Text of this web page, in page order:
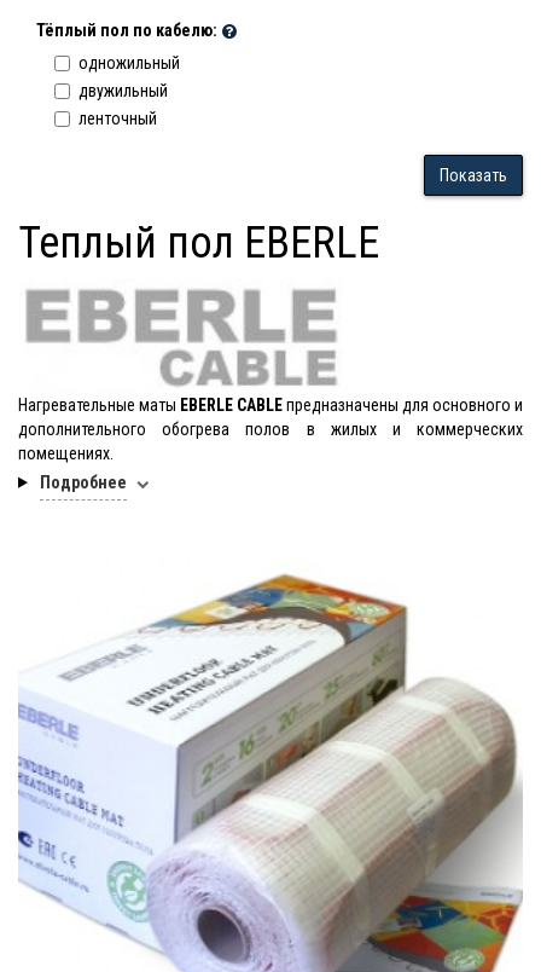
Тёплый пол по кабелю:
одножильный
двужильный
ленточный
Показать
Теплый пол EBERLE
Нагревательные маты EBERLE CABLEпредназначены для основного и
дополнительного обогрева полов в жилых и коммерческих
помещениях.
Подробнее